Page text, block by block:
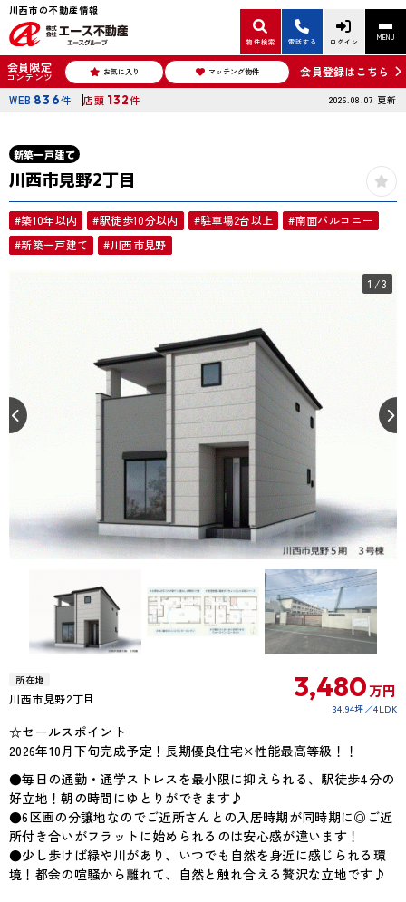
川西市の不動産情報
物件検索 電話する ログイン MENU
会員限定
コンテンツ お気に入り マッチング物件 会員登録はこちら
WEB 836件 店頭 132件 2026.08.07 更新
新築一戸建て
川西市見野2丁目
#築10年以内 #駅徒歩10分以内 #駐車場2台以上
#南面バルコニー
#新築一戸建て
#川西市見野
1 /3
所在地
川西市見野2丁目 3,480万円
34.94坪 4LDK
☆セールスポイント
2026年10月下旬完成予定！長期優良住宅×性能最高等級！！
●毎日の通勤・通学ストレスを最小限に抑えられる、駅徒歩4分の
好立地！朝の時間にゆとりができます♪
●6区画の分譲地なのでご近所さんとの入居時期が同時期に◎ご近
所付き合いがフラットに始められるのは安心感が違います！
●少し歩けば緑や川があり、いつでも自然を身近に感じられる環
境！都会の喧騒から離れて、自然と触れ合える贅沢な立地です♪